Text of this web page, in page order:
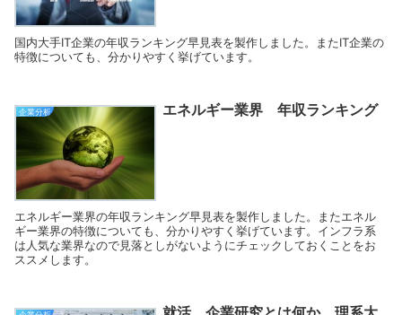
国内大手IT企業の年収ランキング早見表を製作しました。またIT企業の
特徴についても、分かりやすく挙げています。
企業分析 エネルギー業界 年収ランキング
エネルギー業界の年収ランキング早見表を製作しました。またエネル
ギー業界の特徴についても、分かりやすく挙げています。インフラ系
は人気な業界なので見落としがないようにチェックしておくことをお
ススメします。